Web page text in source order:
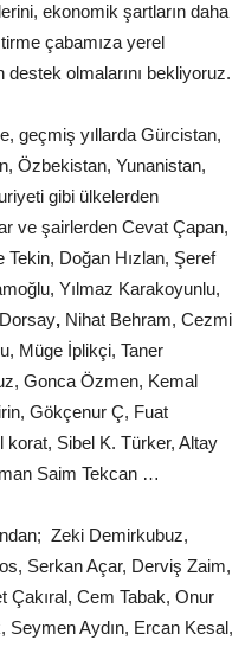
ekonomik şartların daha
çabamıza yerel
destek olmalarını bekliyoruz.
geçmiş yıllarda Gürcistan,
Özbekistan, Yunanistan,
gibi ülkelerden
ve şairlerden Cevat Çapan,
Doğan Hızlan, Şeref
Yılmaz Karakoyunlu,
, Nihat Behram, Cezmi
Müge İplikçi, Taner
Gonca Özmen, Kemal
Gökçenur Ç, Fuat
korat, Sibel K. Türker, Altay
Saim Tekcan …
Zeki Demirkubuz,
Serkan Açar, Derviş Zaim,
Çakıral, Cem Tabak, Onur
Seymen Aydın, Ercan Kesal,